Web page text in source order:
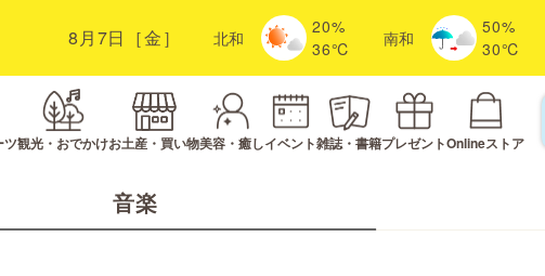
8月7日［金］ 北和
20%
36℃
南和
50%
30℃
ツ観光・おでかけお土産・買い物美容・癒しイベント雑誌・書籍プレゼントOnlineストア
音楽